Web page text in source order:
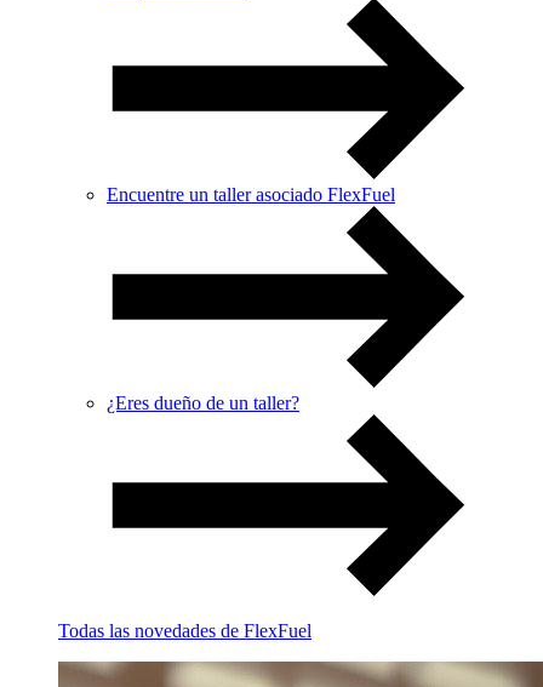
Encuentre un taller asociado FlexFuel
¿Eres dueño de un taller?
Todas las novedades de FlexFuel